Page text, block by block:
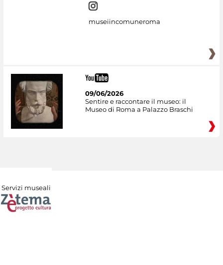
museiincomuneroma
09/06/2026
Sentire e raccontare il museo: il
Museo di Roma a Palazzo Braschi
Servizi museali